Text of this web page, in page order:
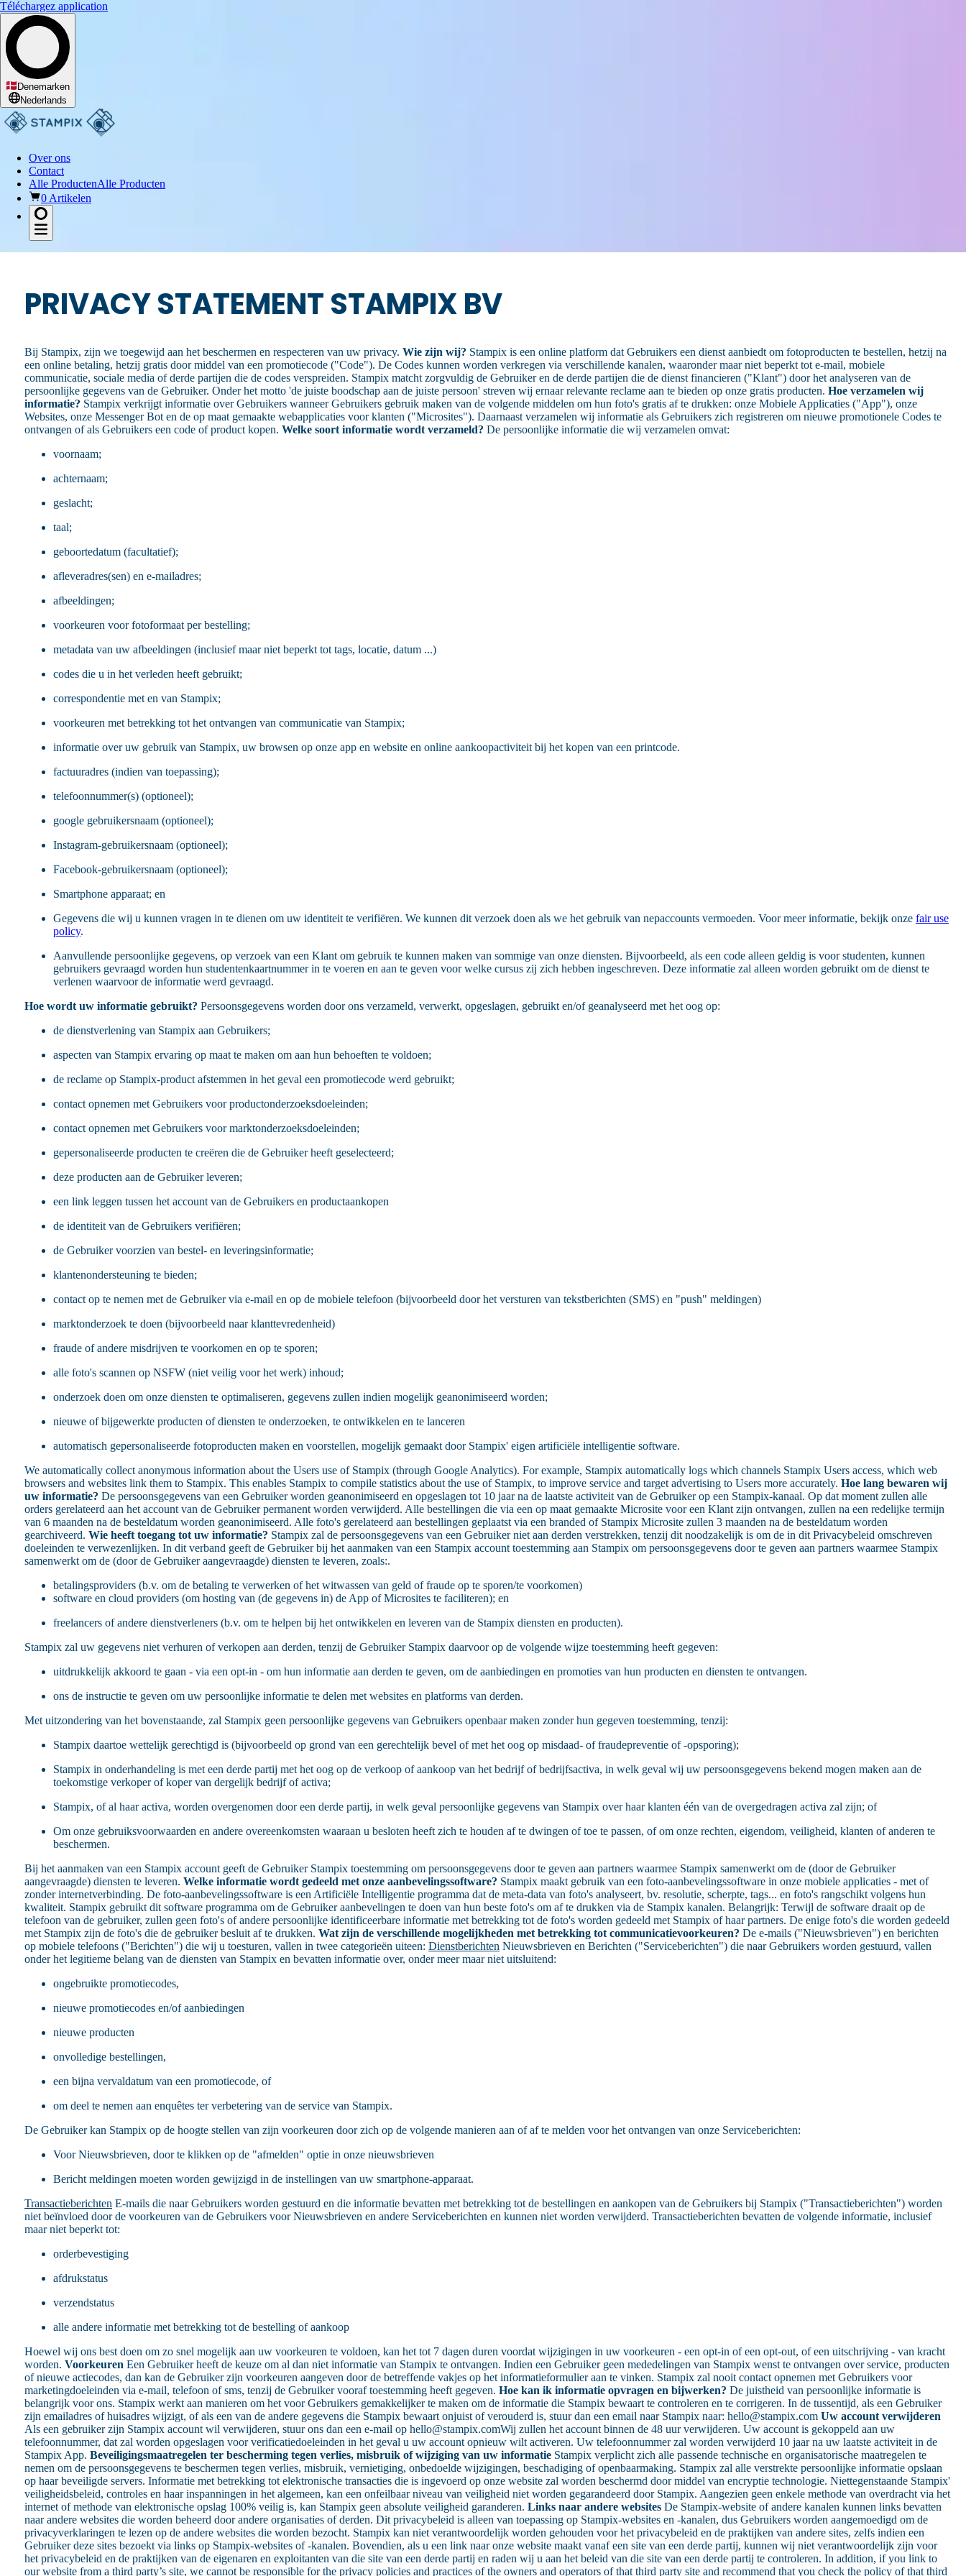
Téléchargez application
Denemarken
Nederlands
Over ons
Contact
Alle ProductenAlle Producten
0 Artikelen
PRIVACY STATEMENT STAMPIX BV
Bij Stampix, zijn we toegewijd aan het beschermen en respecteren van uw privacy. Wie zijn wij? Stampix is een online platform dat Gebruikers een dienst aanbiedt om fotoproducten te bestellen, hetzij na
een online betaling, hetzij gratis door middel van een promotiecode ("Code"). De Codes kunnen worden verkregen via verschillende kanalen, waaronder maar niet beperkt tot e-mail, mobiele
communicatie, sociale media of derde partijen die de codes verspreiden. Stampix matcht zorgvuldig de Gebruiker en de derde partijen die de dienst financieren ("Klant") door het analyseren van de
persoonlijke gegevens van de Gebruiker. Onder het motto 'de juiste boodschap aan de juiste persoon' streven wij ernaar relevante reclame aan te bieden op onze gratis producten. Hoe verzamelen wij
informatie? Stampix verkrijgt informatie over Gebruikers wanneer Gebruikers gebruik maken van de volgende middelen om hun foto's gratis af te drukken: onze Mobiele Applicaties ("App"), onze
Websites, onze Messenger Bot en de op maat gemaakte webapplicaties voor klanten ("Microsites"). Daarnaast verzamelen wij informatie als Gebruikers zich registreren om nieuwe promotionele Codes te
ontvangen of als Gebruikers een code of product kopen. Welke soort informatie wordt verzameld? De persoonlijke informatie die wij verzamelen omvat:
voornaam;
achternaam;
geslacht;
taal;
geboortedatum (facultatief);
afleveradres(sen) en e-mailadres;
afbeeldingen;
voorkeuren voor fotoformaat per bestelling;
metadata van uw afbeeldingen (inclusief maar niet beperkt tot tags, locatie, datum ...)
codes die u in het verleden heeft gebruikt;
correspondentie met en van Stampix;
voorkeuren met betrekking tot het ontvangen van communicatie van Stampix;
informatie over uw gebruik van Stampix, uw browsen op onze app en website en online aankoopactiviteit bij het kopen van een printcode.
factuuradres (indien van toepassing);
telefoonnummer(s) (optioneel);
google gebruikersnaam (optioneel);
Instagram-gebruikersnaam (optioneel);
Facebook-gebruikersnaam (optioneel);
Smartphone apparaat; en
Gegevens die wij u kunnen vragen in te dienen om uw identiteit te verifiëren. We kunnen dit verzoek doen als we het gebruik van nepaccounts vermoeden. Voor meer informatie, bekijk onze fair use
policy.
Aanvullende persoonlijke gegevens, op verzoek van een Klant om gebruik te kunnen maken van sommige van onze diensten. Bijvoorbeeld, als een code alleen geldig is voor studenten, kunnen
gebruikers gevraagd worden hun studentenkaartnummer in te voeren en aan te geven voor welke cursus zij zich hebben ingeschreven. Deze informatie zal alleen worden gebruikt om de dienst te
verlenen waarvoor de informatie werd gevraagd.
Hoe wordt uw informatie gebruikt? Persoonsgegevens worden door ons verzameld, verwerkt, opgeslagen, gebruikt en/of geanalyseerd met het oog op:
de dienstverlening van Stampix aan Gebruikers;
aspecten van Stampix ervaring op maat te maken om aan hun behoeften te voldoen;
de reclame op Stampix-product afstemmen in het geval een promotiecode werd gebruikt;
contact opnemen met Gebruikers voor productonderzoeksdoeleinden;
contact opnemen met Gebruikers voor marktonderzoeksdoeleinden;
gepersonaliseerde producten te creëren die de Gebruiker heeft geselecteerd;
deze producten aan de Gebruiker leveren;
een link leggen tussen het account van de Gebruikers en productaankopen
de identiteit van de Gebruikers verifiëren;
de Gebruiker voorzien van bestel- en leveringsinformatie;
klantenondersteuning te bieden;
contact op te nemen met de Gebruiker via e-mail en op de mobiele telefoon (bijvoorbeeld door het versturen van tekstberichten (SMS) en "push" meldingen)
marktonderzoek te doen (bijvoorbeeld naar klanttevredenheid)
fraude of andere misdrijven te voorkomen en op te sporen;
alle foto's scannen op NSFW (niet veilig voor het werk) inhoud;
onderzoek doen om onze diensten te optimaliseren, gegevens zullen indien mogelijk geanonimiseerd worden;
nieuwe of bijgewerkte producten of diensten te onderzoeken, te ontwikkelen en te lanceren
automatisch gepersonaliseerde fotoproducten maken en voorstellen, mogelijk gemaakt door Stampix' eigen artificiële intelligentie software.
We automatically collect anonymous information about the Users use of Stampix (through Google Analytics). For example, Stampix automatically logs which channels Stampix Users access, which web
browsers and websites link them to Stampix. This enables Stampix to compile statistics about the use of Stampix, to improve service and target advertising to Users more accurately. Hoe lang bewaren wij
uw informatie? De persoonsgegevens van een Gebruiker worden geanonimiseerd en opgeslagen tot 10 jaar na de laatste activiteit van de Gebruiker op een Stampix-kanaal. Op dat moment zullen alle
orders gerelateerd aan het account van de Gebruiker permanent worden verwijderd. Alle bestellingen die via een op maat gemaakte Microsite voor een Klant zijn ontvangen, zullen na een redelijke termijn
van 6 maanden na de besteldatum worden geanonimiseerd. Alle foto's gerelateerd aan bestellingen geplaatst via een branded of Stampix Microsite zullen 3 maanden na de besteldatum worden
gearchiveerd. Wie heeft toegang tot uw informatie? Stampix zal de persoonsgegevens van een Gebruiker niet aan derden verstrekken, tenzij dit noodzakelijk is om de in dit Privacybeleid omschreven
doeleinden te verwezenlijken. In dit verband geeft de Gebruiker bij het aanmaken van een Stampix account toestemming aan Stampix om persoonsgegevens door te geven aan partners waarmee Stampix
samenwerkt om de (door de Gebruiker aangevraagde) diensten te leveren, zoals:.
betalingsproviders (b.v. om de betaling te verwerken of het witwassen van geld of fraude op te sporen/te voorkomen)
software en cloud providers (om hosting van (de gegevens in) de App of Microsites te faciliteren); en
freelancers of andere dienstverleners (b.v. om te helpen bij het ontwikkelen en leveren van de Stampix diensten en producten).
Stampix zal uw gegevens niet verhuren of verkopen aan derden, tenzij de Gebruiker Stampix daarvoor op de volgende wijze toestemming heeft gegeven:
uitdrukkelijk akkoord te gaan - via een opt-in - om hun informatie aan derden te geven, om de aanbiedingen en promoties van hun producten en diensten te ontvangen.
ons de instructie te geven om uw persoonlijke informatie te delen met websites en platforms van derden.
Met uitzondering van het bovenstaande, zal Stampix geen persoonlijke gegevens van Gebruikers openbaar maken zonder hun gegeven toestemming, tenzij:
Stampix daartoe wettelijk gerechtigd is (bijvoorbeeld op grond van een gerechtelijk bevel of met het oog op misdaad- of fraudepreventie of -opsporing);
Stampix in onderhandeling is met een derde partij met het oog op de verkoop of aankoop van het bedrijf of bedrijfsactiva, in welk geval wij uw persoonsgegevens bekend mogen maken aan de
toekomstige verkoper of koper van dergelijk bedrijf of activa;
Stampix, of al haar activa, worden overgenomen door een derde partij, in welk geval persoonlijke gegevens van Stampix over haar klanten één van de overgedragen activa zal zijn; of
Om onze gebruiksvoorwaarden en andere overeenkomsten waaraan u besloten heeft zich te houden af te dwingen of toe te passen, of om onze rechten, eigendom, veiligheid, klanten of anderen te
beschermen.
Bij het aanmaken van een Stampix account geeft de Gebruiker Stampix toestemming om persoonsgegevens door te geven aan partners waarmee Stampix samenwerkt om de (door de Gebruiker
aangevraagde) diensten te leveren. Welke informatie wordt gedeeld met onze aanbevelingssoftware? Stampix maakt gebruik van een foto-aanbevelingssoftware in onze mobiele applicaties - met of
zonder internetverbinding. De foto-aanbevelingssoftware is een Artificiële Intelligentie programma dat de meta-data van foto's analyseert, bv. resolutie, scherpte, tags... en foto's rangschikt volgens hun
kwaliteit. Stampix gebruikt dit software programma om de Gebruiker aanbevelingen te doen van hun beste foto's om af te drukken via de Stampix kanalen. Belangrijk: Terwijl de software draait op de
telefoon van de gebruiker, zullen geen foto's of andere persoonlijke identificeerbare informatie met betrekking tot de foto's worden gedeeld met Stampix of haar partners. De enige foto's die worden gedeeld
met Stampix zijn de foto's die de gebruiker besluit af te drukken. Wat zijn de verschillende mogelijkheden met betrekking tot communicatievoorkeuren? De e-mails ("Nieuwsbrieven") en berichten
op mobiele telefoons ("Berichten") die wij u toesturen, vallen in twee categorieën uiteen: Dienstberichten Nieuwsbrieven en Berichten ("Serviceberichten") die naar Gebruikers worden gestuurd, vallen
onder het legitieme belang van de diensten van Stampix en bevatten informatie over, onder meer maar niet uitsluitend:
ongebruikte promotiecodes,
nieuwe promotiecodes en/of aanbiedingen
nieuwe producten
onvolledige bestellingen,
een bijna vervaldatum van een promotiecode, of
om deel te nemen aan enquêtes ter verbetering van de service van Stampix.
De Gebruiker kan Stampix op de hoogte stellen van zijn voorkeuren door zich op de volgende manieren aan of af te melden voor het ontvangen van onze Serviceberichten:
Voor Nieuwsbrieven, door te klikken op de "afmelden" optie in onze nieuwsbrieven
Bericht meldingen moeten worden gewijzigd in de instellingen van uw smartphone-apparaat.
Transactieberichten E-mails die naar Gebruikers worden gestuurd en die informatie bevatten met betrekking tot de bestellingen en aankopen van de Gebruikers bij Stampix ("Transactieberichten") worden
niet beïnvloed door de voorkeuren van de Gebruikers voor Nieuwsbrieven en andere Serviceberichten en kunnen niet worden verwijderd. Transactieberichten bevatten de volgende informatie, inclusief
maar niet beperkt tot:
orderbevestiging
afdrukstatus
verzendstatus
alle andere informatie met betrekking tot de bestelling of aankoop
Hoewel wij ons best doen om zo snel mogelijk aan uw voorkeuren te voldoen, kan het tot 7 dagen duren voordat wijzigingen in uw voorkeuren - een opt-in of een opt-out, of een uitschrijving - van kracht
worden. Voorkeuren Een Gebruiker heeft de keuze om al dan niet informatie van Stampix te ontvangen. Indien een Gebruiker geen mededelingen van Stampix wenst te ontvangen over service, producten
of nieuwe actiecodes, dan kan de Gebruiker zijn voorkeuren aangeven door de betreffende vakjes op het informatieformulier aan te vinken. Stampix zal nooit contact opnemen met Gebruikers voor
marketingdoeleinden via e-mail, telefoon of sms, tenzij de Gebruiker vooraf toestemming heeft gegeven. Hoe kan ik informatie opvragen en bijwerken? De juistheid van persoonlijke informatie is
belangrijk voor ons. Stampix werkt aan manieren om het voor Gebruikers gemakkelijker te maken om de informatie die Stampix bewaart te controleren en te corrigeren. In de tussentijd, als een Gebruiker
zijn emailadres of huisadres wijzigt, of als een van de andere gegevens die Stampix bewaart onjuist of verouderd is, stuur dan een email naar Stampix naar: hello@stampix.com Uw account verwijderen
Als een gebruiker zijn Stampix account wil verwijderen, stuur ons dan een e-mail op hello@stampix.comWij zullen het account binnen de 48 uur verwijderen. Uw account is gekoppeld aan uw
telefoonnummer, dat zal worden opgeslagen voor verificatiedoeleinden in het geval u uw account opnieuw wilt activeren. Uw telefoonnummer zal worden verwijderd 10 jaar na uw laatste activiteit in de
Stampix App. Beveiligingsmaatregelen ter bescherming tegen verlies, misbruik of wijziging van uw informatie Stampix verplicht zich alle passende technische en organisatorische maatregelen te
nemen om de persoonsgegevens te beschermen tegen verlies, misbruik, vernietiging, onbedoelde wijzigingen, beschadiging of openbaarmaking. Stampix zal alle verstrekte persoonlijke informatie opslaan
op haar beveiligde servers. Informatie met betrekking tot elektronische transacties die is ingevoerd op onze website zal worden beschermd door middel van encryptie technologie. Niettegenstaande Stampix'
veiligheidsbeleid, controles en haar inspanningen in het algemeen, kan een onfeilbaar niveau van veiligheid niet worden gegarandeerd door Stampix. Aangezien geen enkele methode van overdracht via het
internet of methode van elektronische opslag 100% veilig is, kan Stampix geen absolute veiligheid garanderen. Links naar andere websites De Stampix-website of andere kanalen kunnen links bevatten
naar andere websites die worden beheerd door andere organisaties of derden. Dit privacybeleid is alleen van toepassing op Stampix-websites en -kanalen, dus Gebruikers worden aangemoedigd om de
privacyverklaringen te lezen op de andere websites die worden bezocht. Stampix kan niet verantwoordelijk worden gehouden voor het privacybeleid en de praktijken van andere sites, zelfs indien een
Gebruiker deze sites bezoekt via links op Stampix-websites of -kanalen. Bovendien, als u een link naar onze website maakt vanaf een site van een derde partij, kunnen wij niet verantwoordelijk zijn voor
het privacybeleid en de praktijken van de eigenaren en exploitanten van die site van een derde partij en raden wij u aan het beleid van die site van een derde partij te controleren. In addition, if you link to
our website from a third party’s site, we cannot be responsible for the privacy policies and practices of the owners and operators of that third party site and recommend that you check the policy of that third